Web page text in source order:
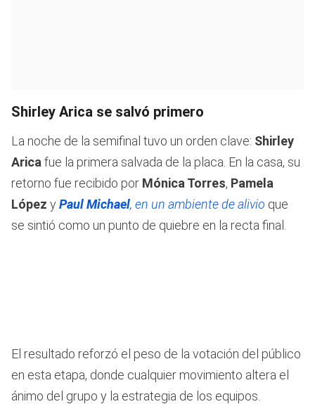
Shirley Arica se salvó primero
La noche de la semifinal tuvo un orden clave: Shirley
Arica fue la primera salvada de la placa. En la casa, su
retorno fue recibido por Mónica Torres, Pamela
López yPaul Michael, en un ambiente de alivio que
se sintió como un punto de quiebre en la recta final.
El resultado reforzó el peso de la votación del público
en esta etapa, donde cualquier movimiento altera el
ánimo del grupo y la estrategia de los equipos.